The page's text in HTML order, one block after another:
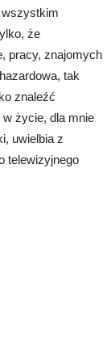
wszystkim
że
pracy, znajomych
tak
znaleźć
życie, dla mnie
uwielbia z
telewizyjnego